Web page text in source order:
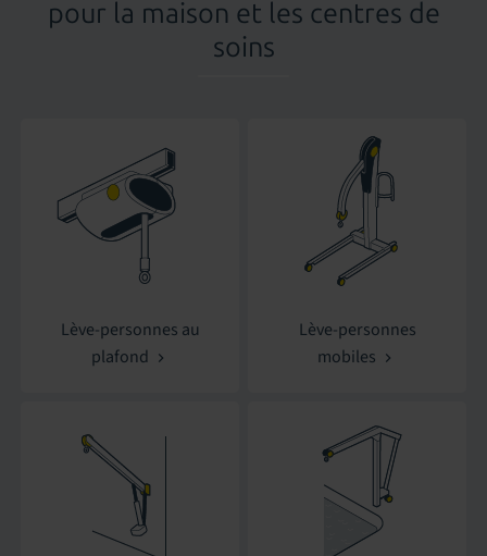
pour la maison et les centres de
soins
Lève-personnes au
plafond
Lève-personnes
mobiles